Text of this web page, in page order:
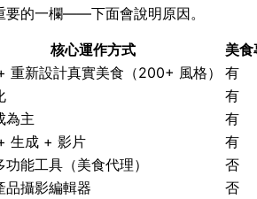
要的一欄——下面會說明原因。
核心運作方式 美食
重新設計真實美食（200+ 風格） 有
有
為主 有
生成 + 影片 有
功能工具（美食代理） 否
品攝影編輯器 否